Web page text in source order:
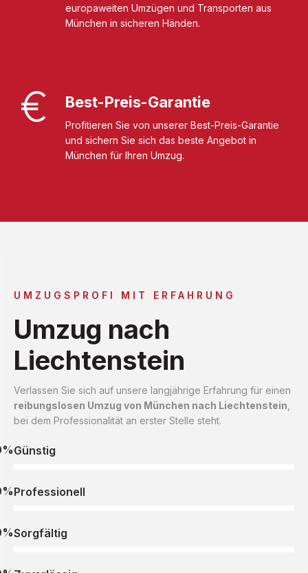
europaweiten Umzügen und Transporten aus
München in sicheren Händen.
Best-Preis-Garantie
Profitieren Sie von unserer Best-Preis-Garantie
und sichern Sie sich das beste Angebot in
München für Ihren Umzug.
UMZUGSPROFI MIT ERFAHRUNG
Umzug nach
Liechtenstein
Verlassen Sie sich auf unsere langjährige Erfahrung für einen
reibungslosen Umzug von München nach Liechtenstein
bei dem Professionalität an erster Stelle steht.
Günstig
Professionell
Sorgfältig